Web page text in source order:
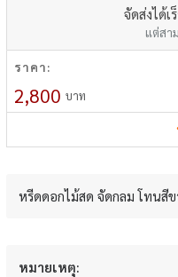
จัดส่งได้เ
แต่สา
ราคา:
2,800 บาท
หรีดดอกไม้สด จัดกลม โทนสี
หมายเหตุ: